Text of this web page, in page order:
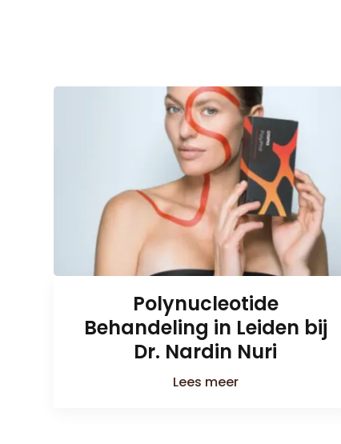
Polynucleotide
Behandeling in Leiden bij
Dr. Nardin Nuri
Lees meer